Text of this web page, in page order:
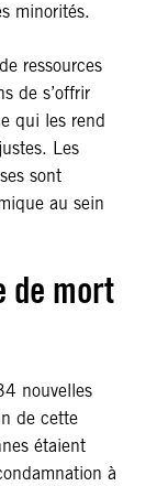
minorités.
ressources
de s’offrir
qui les rend
Les
sont
au sein
de mort
nouvelles
de cette
étaient
à